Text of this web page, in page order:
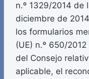
n.º 1329/2014 de
diciembre de
los formularios
(UE) n.º 650/
del Consejo
aplicable, el